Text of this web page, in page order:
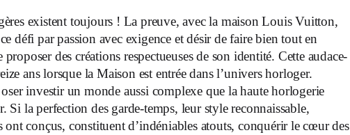
existent toujours ! La preuve, avec la maison Louis Vuitton,
défi par passion avec exigence et désir de faire bien tout en
des créations respectueuses de son identité. Cette audace-
ans lorsque la Maison est entrée dans l’univers horloger.
investir un monde aussi complexe que la haute horlogerie
Si la perfection des garde-temps, leur style reconnaissable,
ont conçus, constituent d’indéniables atouts, conquérir le cœur des